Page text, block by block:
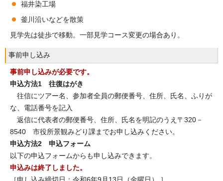
福井染工場
釜川沿いなどを散策
見学先は徒歩で移動。一部見学コース変更の場合あり。
事前申し込み
事前申し込みが必要です。
申込方法1 往復はがき
往信にツアー名、参加者全員の郵便番号、住所、氏名、ふりが
な、電話番号を記入
返信に代表者の郵便番号、住所、氏名を明記のうえ〒320－
8540 市役所景観みどり課までお申し込みください。
申込方法2 申込フォーム
以下の申込フォームからも申し込みできます。
申込みは終了しました。